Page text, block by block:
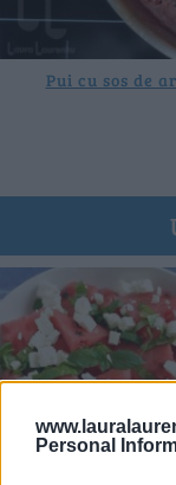
Personal
Pui cu sos de